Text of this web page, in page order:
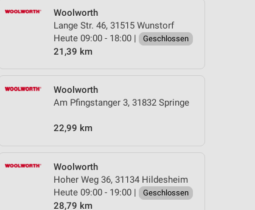
Woolworth
Lange Str. 46, 31515 Wunstorf
Heute 09:00 - 18:00 |
Geschlossen
21,39 km
Woolworth
Am Pfingstanger 3, 31832 Springe
22,99 km
Woolworth
Hoher Weg 36, 31134 Hildesheim
Heute 09:00 - 19:00 |
Geschlossen
28,79 km